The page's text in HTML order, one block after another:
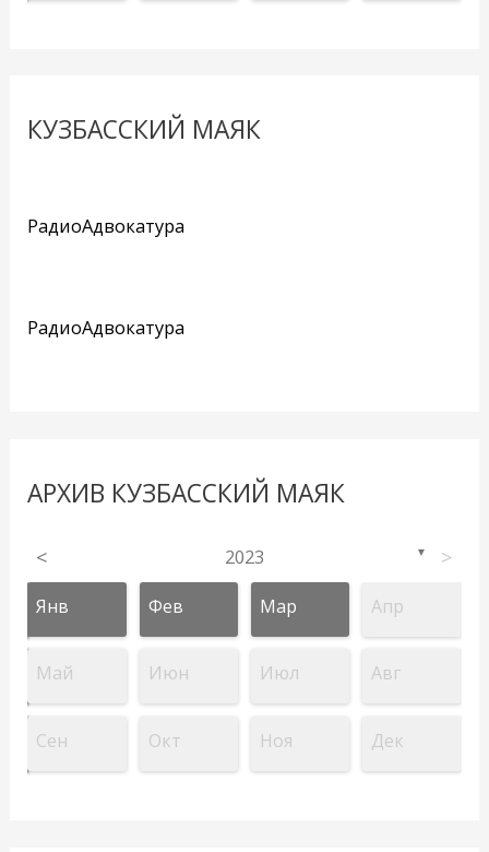
КУЗБАССКИЙ МАЯК
РадиоАдвокатура
РадиоАдвокатура
АРХИВ КУЗБАССКИЙ МАЯК
< 2023 ▼ >
Янв Фев Мар Апр
Май Июн Июл Авг
Сен Окт Ноя Дек